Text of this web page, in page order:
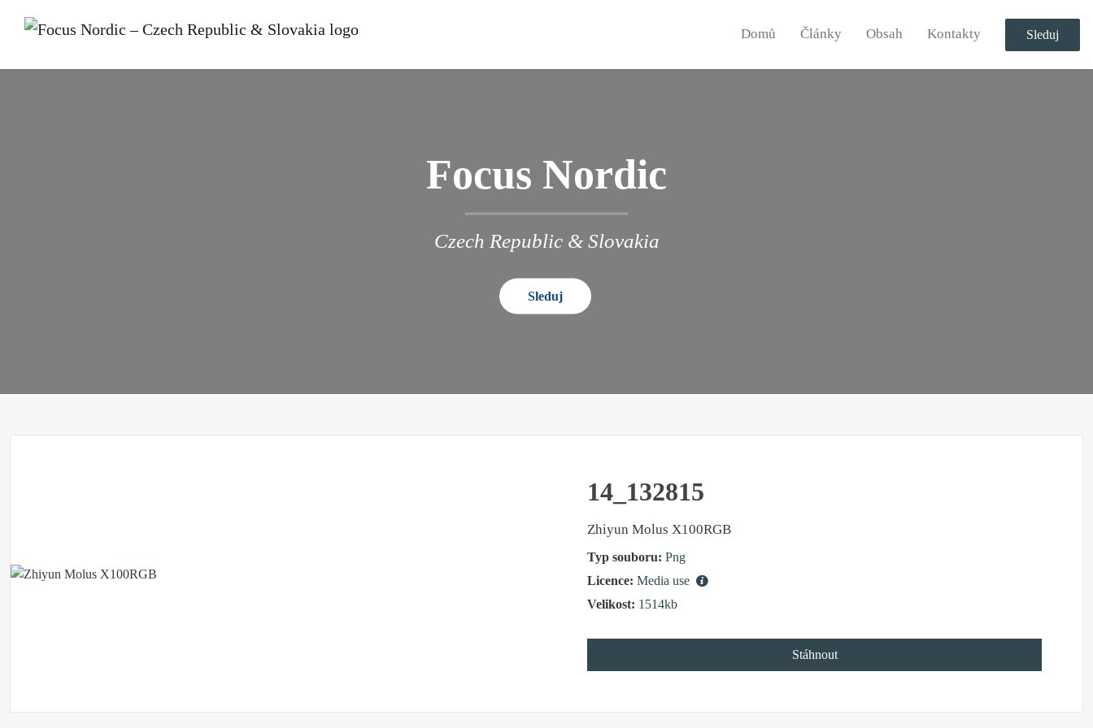
Domů Články Obsah Kontakty Sleduj
Focus Nordic
Czech Republic & Slovakia
Sleduj
14_132815
Zhiyun Molus X100RGB
Typ souboru: Png
Licence: Media use
Velikost: 1514kb
Stáhnout